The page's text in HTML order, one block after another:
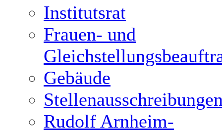
Institutsrat
Frauen- und
Gebäude
Rudolf Arnheim-